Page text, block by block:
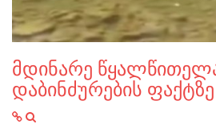
მდინარე
დაბინძურების